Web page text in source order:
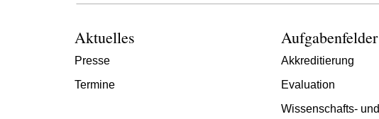
Aktuelles
Presse
Termine
Aufgabenfelder
Akkreditierung
Evaluation
Wissenschafts- und